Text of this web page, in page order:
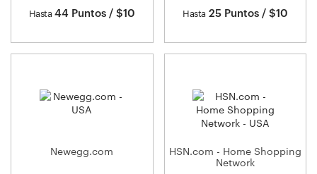
Hasta 44 Puntos / $10 Hasta 25 Puntos / $10
Newegg.com
HSN.com - Home Shopping
Network